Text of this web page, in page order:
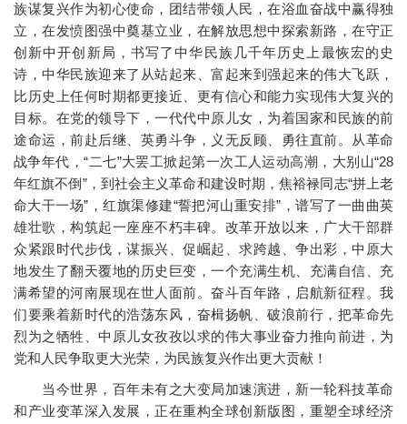
族谋复兴作为初心使命，团结带领人民，在浴血奋战中赢得独
立，在发愤图强中奠基立业，在解放思想中探索新路，在守正
创新中开创新局，书写了中华民族几千年历史上最恢宏的史
诗，中华民族迎来了从站起来、富起来到强起来的伟大飞跃，
比历史上任何时期都更接近、更有信心和能力实现伟大复兴的
目标。在党的领导下，一代代中原儿女，为着国家和民族的前
途命运，前赴后继、英勇斗争，义无反顾、勇往直前。从革命
战争年代，“二七”大罢工掀起第一次工人运动高潮，大别山“28
年红旗不倒”，到社会主义革命和建设时期，焦裕禄同志“拼上老
命大干一场”，红旗渠修建“誓把河山重安排”，谱写了一曲曲英
雄壮歌，构筑起一座座不朽丰碑。改革开放以来，广大干部群
众紧跟时代步伐，谋振兴、促崛起、求跨越、争出彩，中原大
地发生了翻天覆地的历史巨变，一个充满生机、充满自信、充
满希望的河南展现在世人面前。奋斗百年路，启航新征程。我
们要乘着新时代的浩荡东风，奋楫扬帆、破浪前行，把革命先
烈为之牺牲、中原儿女孜孜以求的伟大事业奋力推向前进，为
党和人民争取更大光荣，为民族复兴作出更大贡献！
当今世界，百年未有之大变局加速演进，新一轮科技革命
和产业变革深入发展，正在重构全球创新版图，重塑全球经济